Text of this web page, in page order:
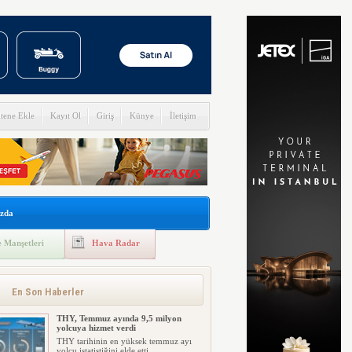
Ekle Kayıt Ol Giriş Künye İletişim
Manşetleri Hava Radar
En Son Haberler
THY, Temmuz ayında 9,5 milyon
yolcuya hizmet verdi
THY tarihinin en yüksek temmuz ayı